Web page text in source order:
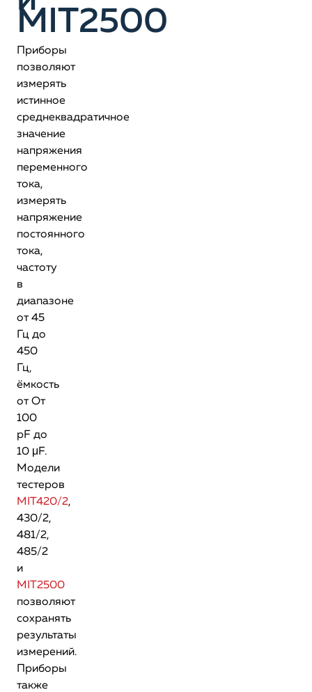
MIT2500
Приборы
позволяют
измерять
истинное
среднеквадратичное
значение
напряжения
переменного
тока,
измерять
напряжение
постоянного
тока,
частоту
в
диапазоне
от 45
Гц до
450
Гц,
ёмкость
от От
100
pF до
10 μF.
Модели
тестеров
MIT420/2,
430/2,
481/2,
485/2
и
MIT2500
позволяют
сохранять
результаты
измерений.
Приборы
также